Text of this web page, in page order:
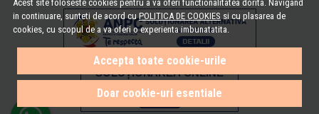
Acest site foloseste cookies pentru a va oferi functionalitatea dorita. Navigand
in continuare, sunteti de acord cuPOLITICA DE COOKIES si cu plasarea de
cookies, cu scopul de a va oferi o experienta imbunatatita.
Accepta toate cookie-urile
Doar cookie-uri esentiale